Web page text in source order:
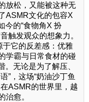
放松，又能被这种无
ASMR文化的包容X
今的“食物角X 扮
触发观众的想象力。
于它的反差感：优雅
学霸与日常食材的碰
无论是为了解压、
”，这场“奶油沙丁鱼
ASMR的世界里，越
治愈。